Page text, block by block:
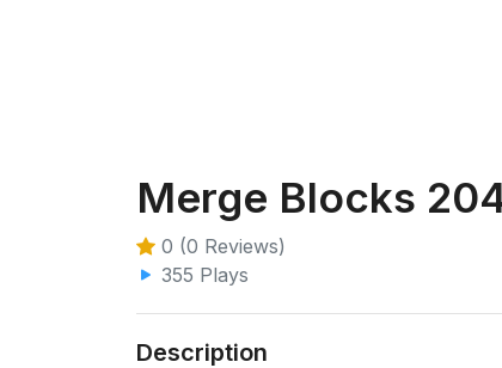
Merge Blocks
0 (0 Reviews)
355 Plays
Description